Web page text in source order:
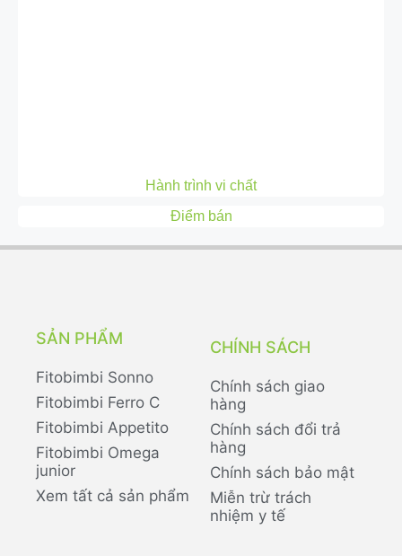
Hành trình vi chất
Điểm bán
SẢN PHẨM
Fitobimbi Sonno
Fitobimbi Ferro C
Fitobimbi Appetito
Fitobimbi Omega
junior
Xem tất cả sản phẩm
CHÍNH SÁCH
Chính sách giao
hàng
Chính sách đổi trả
hàng
Chính sách bảo mật
Miễn trừ trách
nhiệm y tế